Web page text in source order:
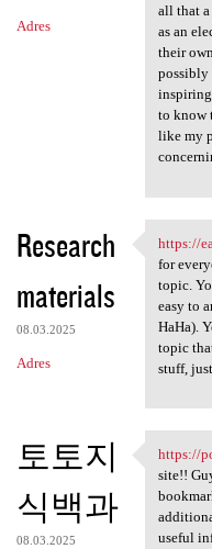
Adres
all that
as an
their
possibly
to know
like my
Research
materials
08.03.2025
Adres
https://
https://
for
topic.
easy to
HaHa).
topic
stuff,
토토지
식백과
08.03.2025
https://
https://
site!!
useful